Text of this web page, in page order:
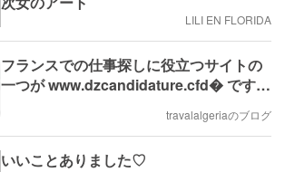
LILI EN FLORIDA
フランスでの仕事探しに役立つサイトの
一つが www.dzcandidature.cfd� です。
けに応募サポートを提供しています。
travalalgeriaのブログ
いいことありました♡